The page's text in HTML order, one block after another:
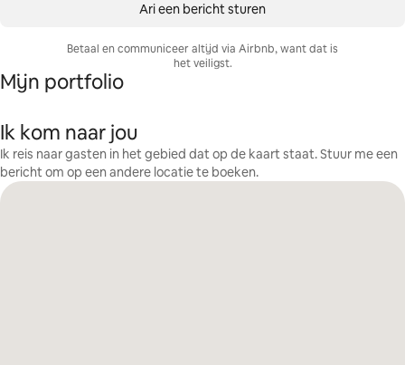
Ari een bericht sturen
Betaal en communiceer altijd via Airbnb, want dat is
het veiligst.
Mijn portfolio
Ik kom naar jou
Ik reis naar gasten in het gebied dat op de kaart staat. Stuur me een
bericht om op een andere locatie te boeken.